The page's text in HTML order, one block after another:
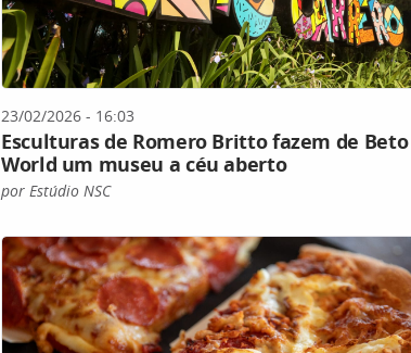
23/02/2026 - 16:03
Esculturas de Romero Britto fazem de
World um museu a céu aberto
por Estúdio NSC